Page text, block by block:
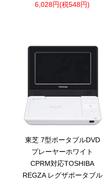
6,028円(税548円)
東芝 7型ポータブルDVD
プレーヤーホワイト
CPRM対応TOSHIBA
REGZA レグザポータブル